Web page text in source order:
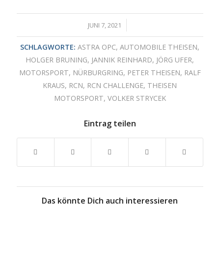
JUNI 7, 2021
/
SCHLAGWORTE: ASTRA OPC,AUTOMOBILE THEISEN,
HOLGER BRUNING, JANNIK REINHARD, JÖRG UFER,
MOTORSPORT, NÜRBURGRING, PETER THEISEN, RALF
KRAUS, RCN, RCN CHALLENGE, THEISEN
MOTORSPORT, VOLKER STRYCEK
Eintrag teilen
Das könnte Dich auch interessieren